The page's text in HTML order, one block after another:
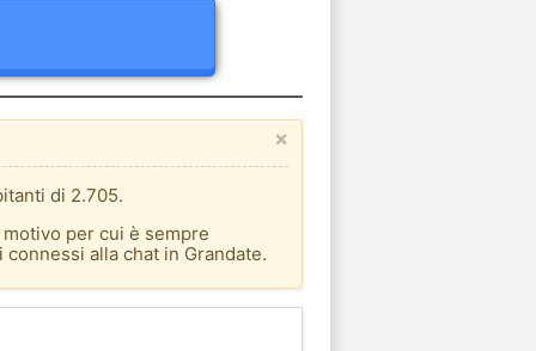
×
di 2.705.
per cui è sempre
alla chat in Grandate.